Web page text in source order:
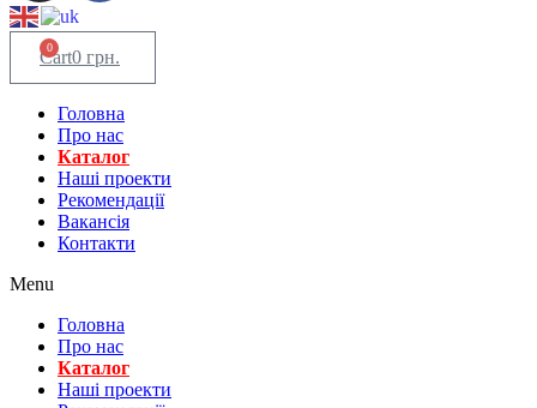
0 грн.
0
Cart
Головна
Про нас
Каталог
Нашi проекти
Рекомендації
Вакансiя
Контакти
Menu
Головна
Про нас
Каталог
Нашi проекти